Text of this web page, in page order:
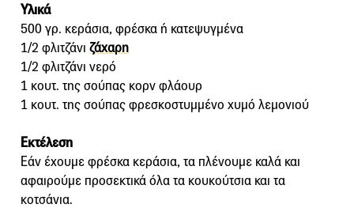
Υλικά
500 γρ. κεράσια, φρέσκα ή κατεψυγμένα
1/2 φλιτζάνι ζάχαρη
1/2 φλιτζάνι νερό
1 κουτ. της σούπας κορν φλάουρ
1 κουτ. της σούπας φρεσκοστυμμένο χυμό λεμονιού
Εκτέλεση
Εάν έχουμε φρέσκα κεράσια, τα πλένουμε καλά και
αφαιρούμε προσεκτικά όλα τα κουκούτσια και τα
κοτσάνια.